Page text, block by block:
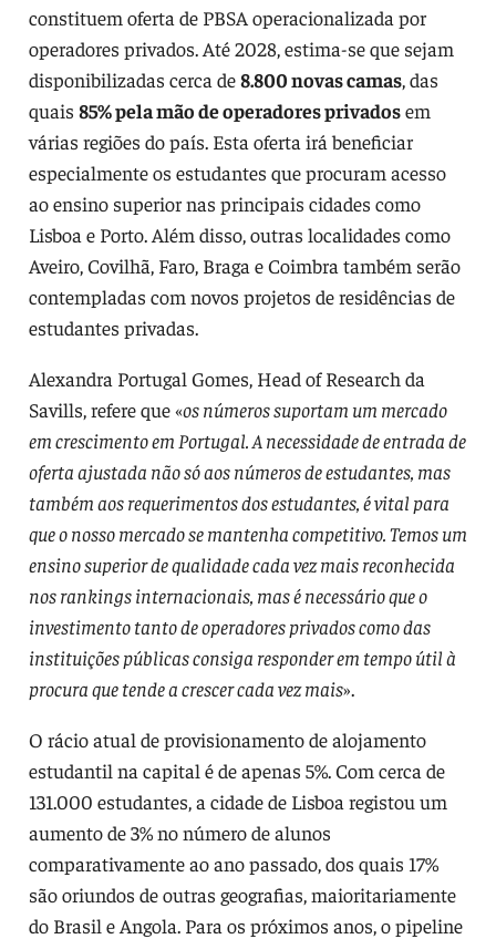
constituem oferta de PBSA operacionalizada por
operadores privados. Até 2028, estima-se que sejam
disponibilizadas cerca de8.800 novas camas, das
quais 85% pela mão de operadores privadosem
várias regiões do país. Esta oferta irá beneficiar
especialmente os estudantes que procuram acesso
ao ensino superior nas principais cidades como
Lisboa e Porto. Além disso, outras localidades como
Aveiro, Covilhã, Faro, Braga e Coimbra também serão
contempladas com novos projetos de residências de
estudantes privadas.
Alexandra Portugal Gomes, Head of Research da
Savills, refere que «os números suportam um mercado
em crescimento em Portugal. A necessidade de entrada de
oferta ajustada não só aos números de estudantes, mas
também aos requerimentos dos estudantes, é vital para
que o nosso mercado se mantenha competitivo. Temos um
ensino superior de qualidade cada vez mais reconhecida
nos rankings internacionais, mas é necessário que o
investimento tanto de operadores privados como das
instituições públicas consiga responder em tempo útil à
procura que tende a crescer cada vez mais».
O rácio atual de provisionamento de alojamento
estudantil na capital é de apenas 5%. Com cerca de
131.000 estudantes, a cidade de Lisboa registou um
aumento de 3% no número de alunos
comparativamente ao ano passado, dos quais 17%
são oriundos de outras geografias, maioritariamente
do Brasil e Angola. Para os próximos anos, o pipeline